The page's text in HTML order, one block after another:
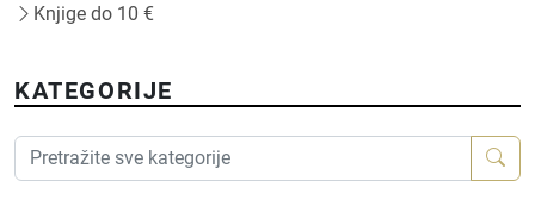
Knjige do 10 €
KATEGORIJE